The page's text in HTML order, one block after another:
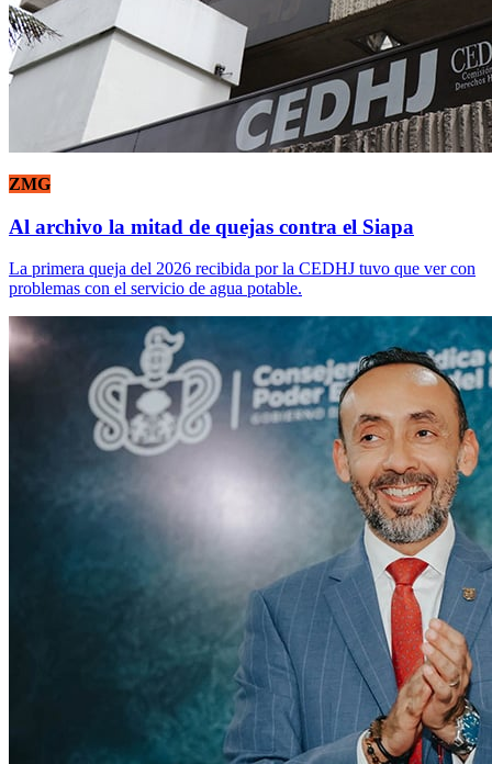
ZMG
Al archivo la mitad de quejas contra el Siapa
La primera queja del 2026 recibida por la CEDHJ tuvo que ver con
problemas con el servicio de agua potable.